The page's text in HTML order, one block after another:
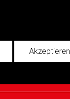
Akzeptieren